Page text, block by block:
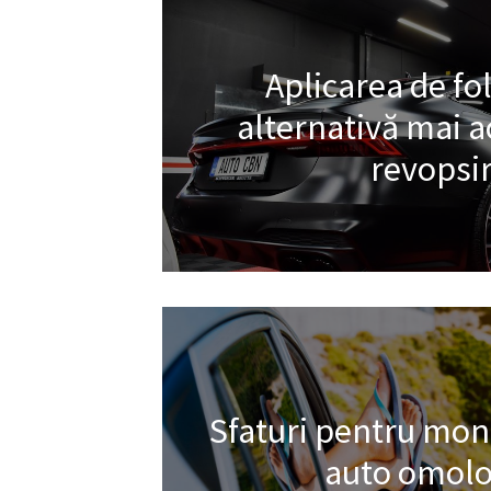
Aplicarea de
alternativă mai
Sfaturi pentru
auto